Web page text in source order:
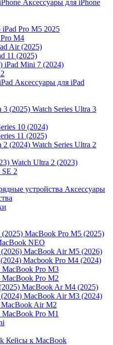
Аксессуары для iPhone
iPad Pro M5 2025
M4
Air (2025)
11 (2025)
iPad Mini 7 (2024)
Аксессуары для iPad
Watch Series Ultra 3
10 (2024)
11 (2025)
Watch Series Ultra 2
Watch Ultra 2 (2023)
SE 2
Аксессуары
MacBook Pro M5 (2025)
NEO
MacBook Air M5 (2026)
Macbook Pro M4 (2024)
MacBook Pro M3
MacBook Pro M2
MacBook Ar M4 (2025)
MacBook Air M3 (2024)
MacBook Air M2
MacBook Pro M1
Кейсы к MacBook